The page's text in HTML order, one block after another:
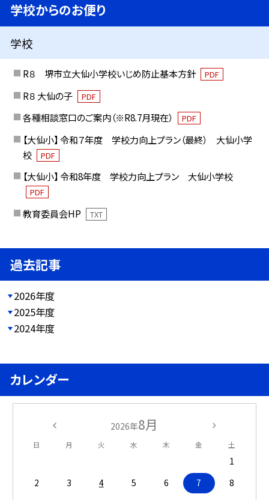
学校からのお便り
学校
R８ 堺市立大仙小学校いじめ防止基本方針 PDF
R８ 大仙の子 PDF
各種相談窓口のご案内（※R8.7月現在） PDF
【大仙小】 令和７年度 学校力向上プラン（最終） 大仙小学
校
PDF
【大仙小】 令和8年度 学校力向上プラン 大仙小学校
PDF
教育委員会HP TXT
過去記事
2026年度
2025年度
2024年度
カレンダー
2026年8月
日 月 火 水 木 金 土
1
2
3 4 5 6 7
8